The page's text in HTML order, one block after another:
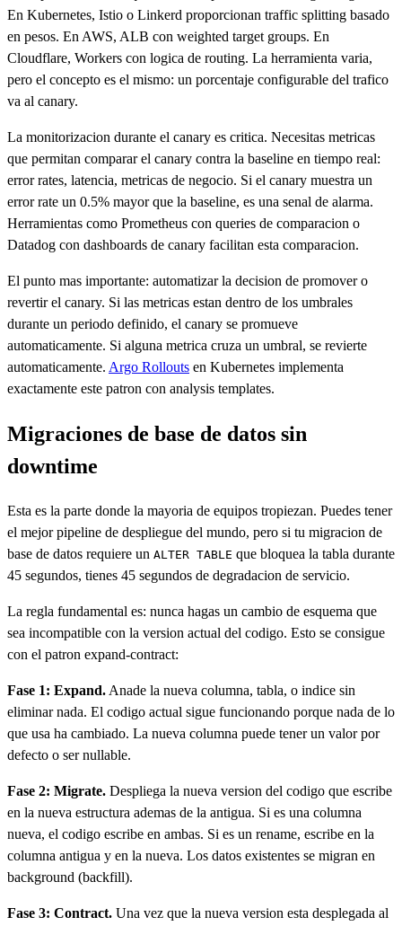
En Kubernetes, Istio o Linkerd proporcionan traffic splitting basado
en pesos. En AWS, ALB con weighted target groups. En
Cloudflare, Workers con logica de routing. La herramienta varia,
pero el concepto es el mismo: un porcentaje configurable del trafico
va al canary.
La monitorizacion durante el canary es critica. Necesitas metricas
que permitan comparar el canary contra la baseline en tiempo real:
error rates, latencia, metricas de negocio. Si el canary muestra un
error rate un 0.5% mayor que la baseline, es una senal de alarma.
Herramientas como Prometheus con queries de comparacion o
Datadog con dashboards de canary facilitan esta comparacion.
El punto mas importante: automatizar la decision de promover o
revertir el canary. Si las metricas estan dentro de los umbrales
durante un periodo definido, el canary se promueve
automaticamente. Si alguna metrica cruza un umbral, se revierte
automaticamente. Argo Rollouts en Kubernetes implementa
exactamente este patron con analysis templates.
Migraciones de base de datos sin
downtime
Esta es la parte donde la mayoria de equipos tropiezan. Puedes tener
el mejor pipeline de despliegue del mundo, pero si tu migracion de
base de datos requiere un ALTER TABLE que bloquea la tabla durante
45 segundos, tienes 45 segundos de degradacion de servicio.
La regla fundamental es: nunca hagas un cambio de esquema que
sea incompatible con la version actual del codigo. Esto se consigue
con el patron expand-contract:
Fase 1: Expand. Anade la nueva columna, tabla, o indice sin
eliminar nada. El codigo actual sigue funcionando porque nada de lo
que usa ha cambiado. La nueva columna puede tener un valor por
defecto o ser nullable.
Fase 2: Migrate. Despliega la nueva version del codigo que escribe
en la nueva estructura ademas de la antigua. Si es una columna
nueva, el codigo escribe en ambas. Si es un rename, escribe en la
columna antigua y en la nueva. Los datos existentes se migran en
background (backfill).
Fase 3: Contract. Una vez que la nueva version esta desplegada al